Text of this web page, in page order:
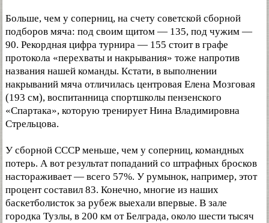
Больше, чем у соперниц, на счету советской сборной
подборов мяча: под своим щитом — 135, под чужим —
90. Рекордная цифра турнира — 155 стоит в графе
протокола «перехваты и накрывания» тоже напротив
названия нашей команды. Кстати, в выполнении
накрываний мяча отличилась центровая Елена Мозговая
(193 см), воспитанница спортшколы пензенского
«Спартака», которую тренирует Нина Владимировна
Стрельцова.
У сборной СССР меньше, чем у соперниц, командных
потерь. А вот результат попаданий со штрафных бросков
настораживает — всего 57%. У румынок, например, этот
процент составил 83. Конечно, многие из наших
баскетболисток за рубеж выехали впервые. В зале
городка Тузлы, в 200 км от Белграда, около шести тысяч